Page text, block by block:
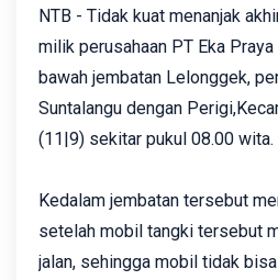
NTB - Tidak kuat menanjak
milik perusahaan PT Eka
bawah jembatan Lelonggek,
Suntalangu dengan
(11|9) sekitar pukul 08.00 wita.
Kedalam jembatan tersebut
setelah mobil tangki tersebut
jalan, sehingga mobil tidak